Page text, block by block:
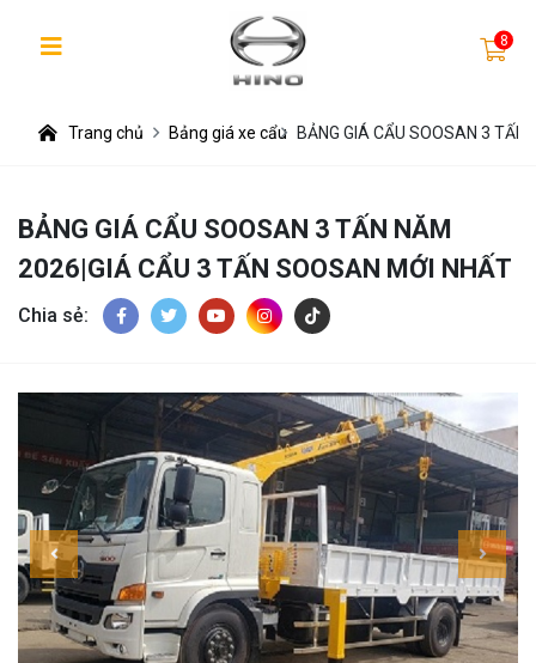
8
Trang chủ Bảng giá xe cẩu BẢNG GIÁ CẨU SOOSAN 3
BẢNG GIÁ CẨU SOOSAN 3 TẤN NĂM
2026|GIÁ CẨU 3 TẤN SOOSAN MỚI NHẤT
Chia sẻ: